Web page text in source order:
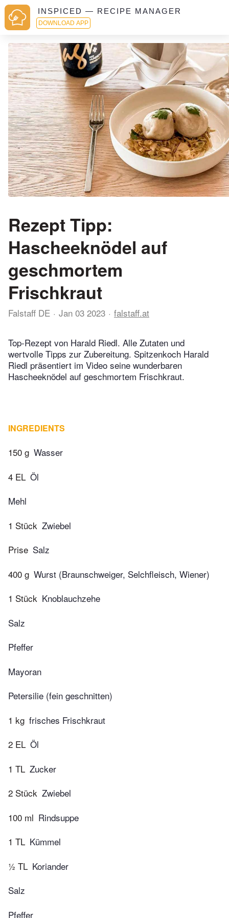
INSPICED — RECIPE MANAGER
DOWNLOAD APP
Rezept Tipp:
Hascheeknödel auf
geschmortem
Frischkraut
Falstaff DE Jan 03 2023 falstaff.at
Top-Rezept von Harald Riedl. Alle Zutaten und
wertvolle Tipps zur Zubereitung. Spitzenkoch Harald
Riedl präsentiert im Video seine wunderbaren
Hascheeknödel auf geschmortem Frischkraut.
INGREDIENTS
150 g Wasser
4 EL Öl
Mehl
1 Stück Zwiebel
Prise Salz
400 g Wurst (Braunschweiger, Selchfleisch, Wiener)
1 Stück Knoblauchzehe
Salz
Pfeffer
Mayoran
Petersilie (fein geschnitten)
1 kg frisches Frischkraut
2 EL Öl
1 TL Zucker
2 Stück Zwiebel
100 ml Rindsuppe
1 TL Kümmel
½ TL Koriander
Salz
Pfeffer